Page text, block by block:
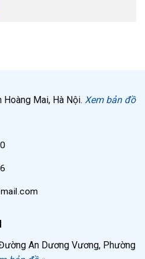
Hoàng Mai, Hà Nội. Xem bản đồ
An Dương Vương, Phường